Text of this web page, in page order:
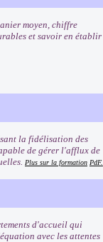
moyen, chiffre
et savoir en établir
la fidélisation des
de gérer l'afflux de
Plus sur la formation PdF.
d'accueil qui
avec les attentes